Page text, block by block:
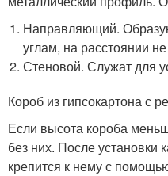
Направляющий.
углам, на расстоянии
Стеновой. Служат для
Короб из гипсокартона с
Если высота короба
без них. После установки
крепится к нему с